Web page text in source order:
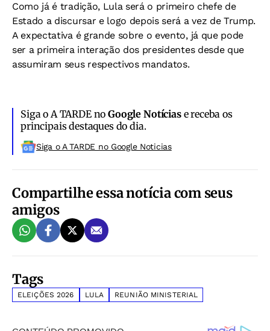
Como já é tradição, Lula será o primeiro chefe de
Estado a discursar e logo depois será a vez de Trump.
A expectativa é grande sobre o evento, já que pode
ser a primeira interação dos presidentes desde que
assumiram seus respectivos mandatos.
Siga o A TARDE noGoogle Notíciase receba os
principais destaques do dia.
Siga o A TARDE no Google Noticias
Compartilhe essa notícia com seus
amigos
Tags
ELEIÇÕES 2026 LULA REUNIÃO MINISTERIAL